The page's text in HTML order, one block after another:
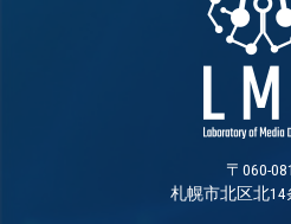
〒060-
札幌市北区北14